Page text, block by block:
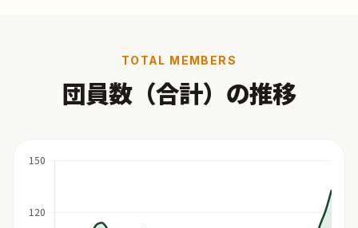
TOTAL MEMBERS
団員数（合計）の推移